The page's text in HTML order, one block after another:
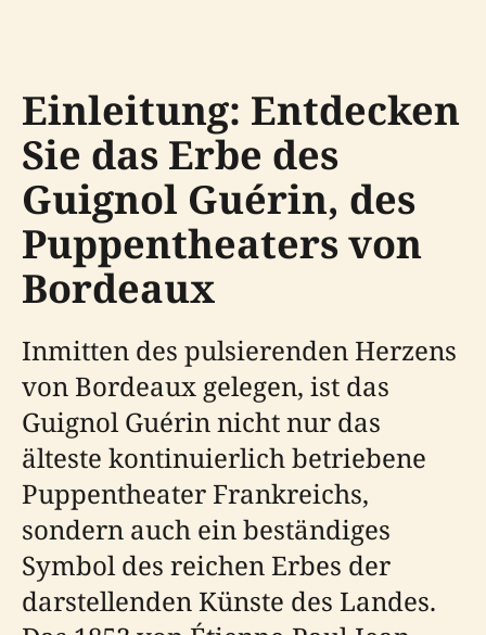
Einleitung: Entdecken
Sie das Erbe des
Guignol Guérin, des
Puppentheaters von
Bordeaux
Inmitten des pulsierenden Herzens
von Bordeaux gelegen, ist das
Guignol Guérin nicht nur das
älteste kontinuierlich betriebene
Puppentheater Frankreichs,
sondern auch ein beständiges
Symbol des reichen Erbes der
darstellenden Künste des Landes.